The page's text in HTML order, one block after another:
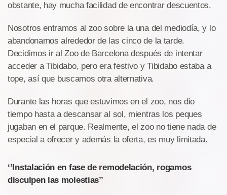
obstante, hay mucha facilidad de encontrar descuentos.
Nosotros entramos al zoo sobre la una del mediodía, y lo
abandonamos alrededor de las cinco de la tarde.
Decidimos ir al Zoo de Barcelona después de intentar
acceder a Tibidabo, pero era festivo y Tibidabo estaba a
tope, así que buscamos otra alternativa.
Durante las horas que estuvimos en el zoo, nos dio
tiempo hasta a descansar al sol, mientras los peques
jugaban en el parque. Realmente, el zoo no tiene nada de
especial a ofrecer y además la oferta, es muy limitada.
‘’Instalación en fase de remodelación, rogamos
disculpen las molestias’’